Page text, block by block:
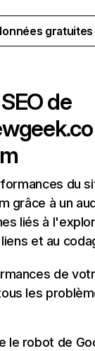
de
m
du
grâce à un
liés à
et au
de
les
le robot de